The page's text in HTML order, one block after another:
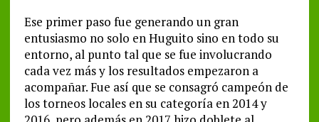
Ese primer paso fue generando un gran
entusiasmo no solo en Huguito sino en todo su
entorno, al punto tal que se fue involucrando
cada vez más y los resultados empezaron a
acompañar. Fue así que se consagró campeón de
los torneos locales en su categoría en 2014 y